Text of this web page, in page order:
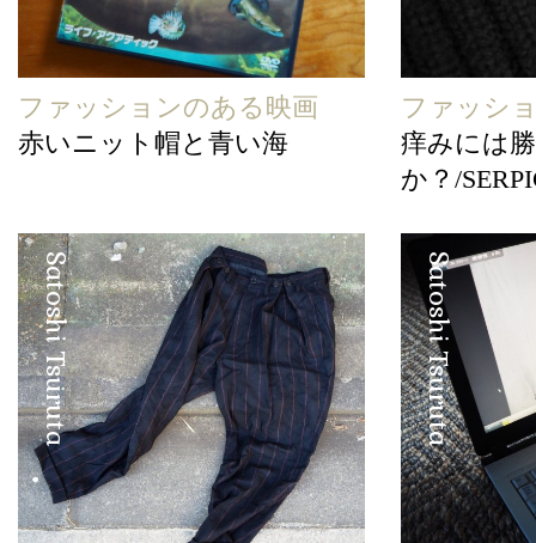
ファッションのある映画
赤いニット帽と青い海
ファッシ
痒みには
か？/
Satoshi Tsuruta Satoshi Tsuruta